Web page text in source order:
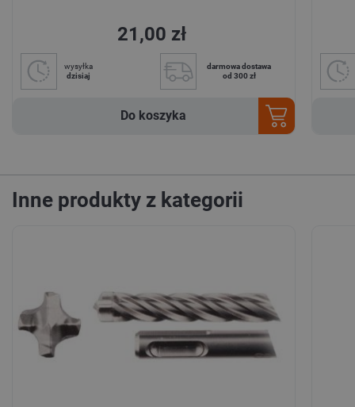
21,00 zł
wysyłka
dzisiaj
darmowa dostawa
od 300 zł
Do koszyka
Inne produkty z kategorii